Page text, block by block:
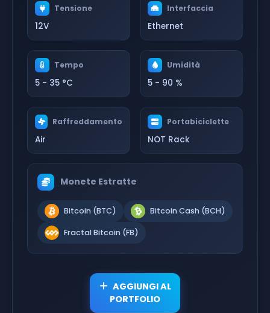
Tensione
12V
Interfaccia
Ethernet
Tempo
5 - 35 °C
Umidità
5 - 90 %
Raffreddamento
Air
Portabiciclette
NOT Rack
Monete Estratte
Bitcoin (BTC) Bitcoin Cash (BCH)
Fractal Bitcoin (FB)
AGGIUNGI AL
PORTFOLIO